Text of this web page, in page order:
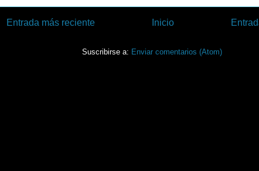
Entrada más reciente Inicio
Suscribirse a: Enviar comentarios (Atom)